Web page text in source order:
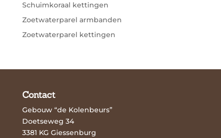
Schuimkoraal kettingen
Zoetwaterparel armbanden
Zoetwaterparel kettingen
Contact
Gebouw “de Kolenbeurs”
Doetseweg 34
3381 KG Giessenburg